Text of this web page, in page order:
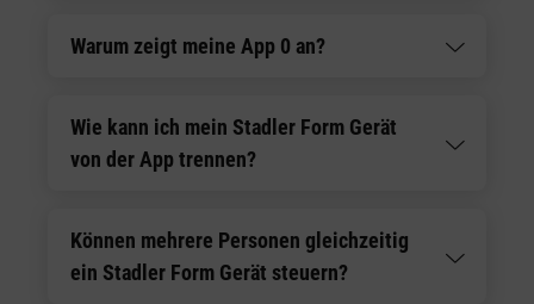
Warum zeigt meine App 0 an?
Wie kann ich mein Stadler Form Gerät
von der App trennen?
Können mehrere Personen gleichzeitig
ein Stadler Form Gerät steuern?